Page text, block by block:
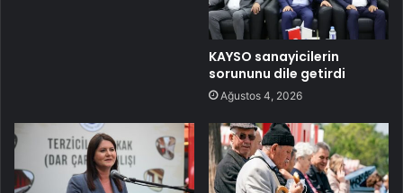
KAYSO sanayicilerin
sorununu dile getirdi
Ağustos 4, 2026